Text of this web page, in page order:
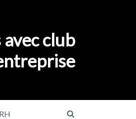
club